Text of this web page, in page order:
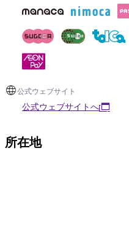
公式ウェブサイト
公式ウェブサイトへ
所在地